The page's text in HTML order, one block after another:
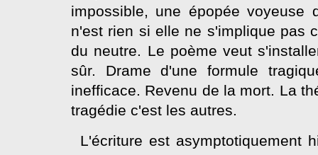
impossible, une épopée
n'est rien si elle ne s'implique pas
du neutre. Le poème veut
sûr. Drame d'une formule
inefficace. Revenu de la mort. La
tragédie c'est les autres.
L'écriture est asymptotiquement